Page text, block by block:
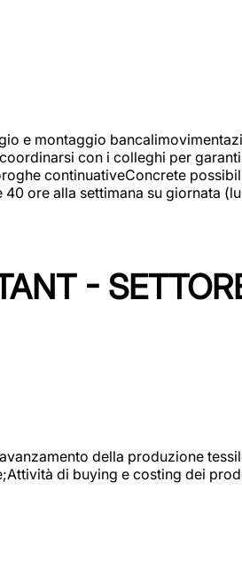
e montaggio
con i colleghi per
continuativeConcrete
ore alla settimana su giornata
-
della produzione
di buying e costing dei